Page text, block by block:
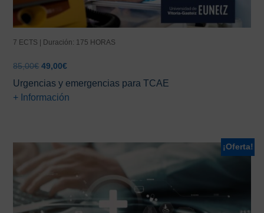
7 ECTS | Duración: 175 HORAS
85,00€ El
precio
original
era:
49,00€El
actual
es:
Urgencias y emergencias para TCAE
+ Información
¡Oferta!